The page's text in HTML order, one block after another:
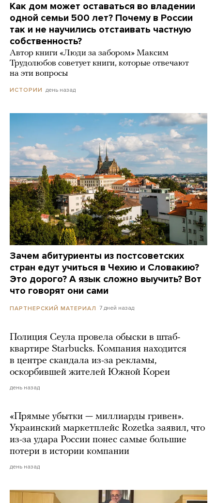
Как дом может оставаться во владении
одной семьи 500 лет? Почему в России
так и не научились отстаивать частную
собственность?
Автор книги «Люди за забором» Максим
Трудолюбов советует книги, которые отвечают
на эти вопросы
ИСТОРИИ день назад
Зачем абитуриенты из постсоветских
стран едут учиться в Чехию и Словакию?
Это дорого? А язык сложно выучить? Вот
что говорят они сами
ПАРТНЕРСКИЙ МАТЕРИАЛ 7 дней назад
Полиция Сеула провела обыски в штаб-
квартире Starbucks. Компания находится
в центре скандала из-за рекламы,
оскорбившей жителей Южной Кореи
день назад
«Прямые убытки — миллиарды гривен».
Украинский маркетплейс Rozetka заявил, что
из-за удара России понес самые большие
потери в истории компании
день назад